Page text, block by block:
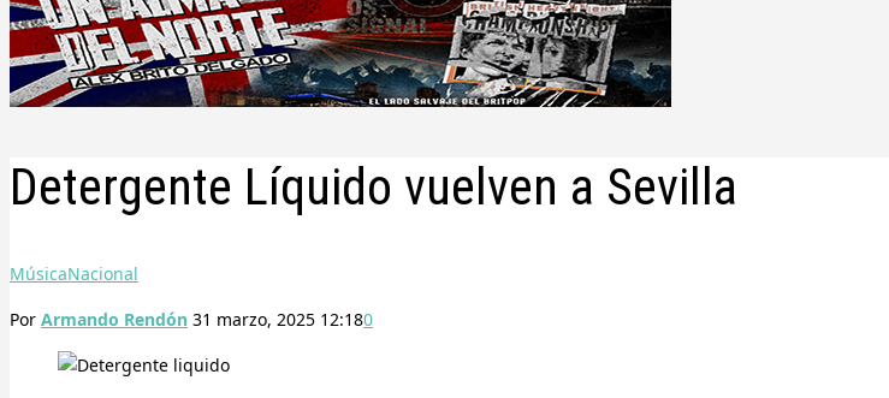
Detergente Líquido vuelven a Sevilla
MúsicaNacional
Por Armando Rendón 31 marzo, 2025 12:180